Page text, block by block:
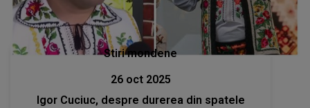
Stiri mondene
26 oct 2025
Igor Cuciuc, despre durerea din spatele